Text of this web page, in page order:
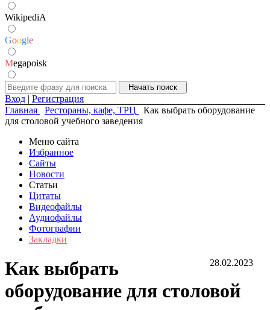
WikipediA
Google
Megapoisk
Вход | Регистрация
Главная
Рестораны, кафе, ТРЦ
Как выбрать оборудование
для столовой учебного заведения
Меню сайта
Избранное
Сайты
Новости
Статьи
Цитаты
Видеофайлы
Аудиофайлы
Фотографии
Закладки
28.02.2023
Как выбрать
оборудование для столовой